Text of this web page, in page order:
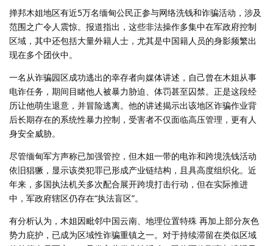
掸邦木姐地区有近5万名缅甸公民正参与网络洗钱和诈骗活动，涉及
范围之广令人震惊。报道指出，这些非法操作多集中在军政府控制
区域，其中还包括大量外籍人士，尤其是中国籍人员的身影频繁出
现在多个团伙中。
一名从诈骗园区成功逃出的幸存者向媒体讲述，自己曾在木姐从事
电诈任务，期间目睹他人被暴力胁迫、体罚甚至囚禁。正是这段经
历让他萌生退意，并冒险逃离。他的讲述揭示出该地区诈骗作业背
后长期存在的系统性暴力控制，受害者不仅面临高压管理，更有人
身安全威胁。
尽管缅甸军方声称已加强管控，但木姐一带的电诈和跨境洗钱活动
依旧猖獗，显示该类犯罪已形成产业链结构，且具高度组织化。近
年来，多国执法机关多次配合展开跨境打击行动，但在实际推进
中，军政府辖区仍存在“执法盲区”。
有分析认为，木姐因毗邻中国云南、地理位置特殊 再加上部分灰色
势力庇护，已成为区域性诈骗重镇之一。对于持续滞留在类似区域